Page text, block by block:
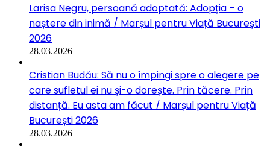
Larisa Negru, persoană adoptată: Adopția – o
naștere din inimă / Marșul pentru Viață București
2026
28.03.2026
Cristian Budău: Să nu o împingi spre o alegere pe
care sufletul ei nu și-o dorește. Prin tăcere. Prin
distanță. Eu asta am făcut / Marșul pentru Viață
București 2026
28.03.2026